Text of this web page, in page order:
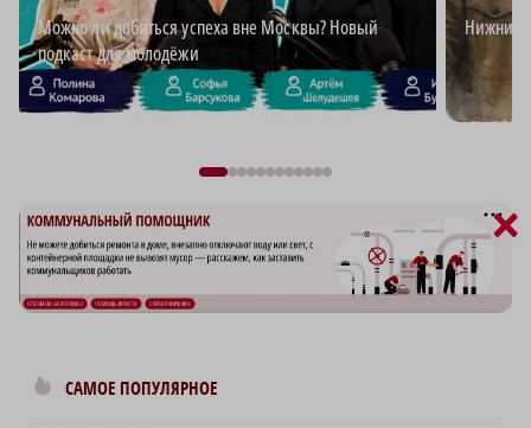
Можно ли добиться успеха вне Москвы? Новый
подкаст для молодёжи
Нижний
САМОЕ ПОПУЛЯРНОЕ
×